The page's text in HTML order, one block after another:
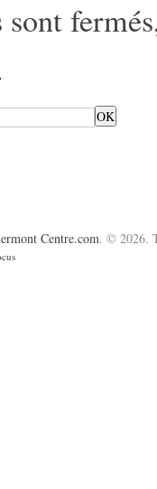
Centre.com. © 2026.